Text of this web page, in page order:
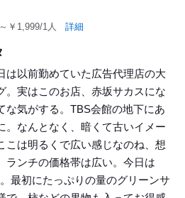
￥1,999/1人 詳細
は以前勤めていた広告代理店の大
。実はこのお店、赤坂サカスにな
な気がする。TBS会館の地下にあ
。なんとなく、暗くて古いイメー
こは明るくで広い感じなのね、想
ランチの価格帯は広い。今日は
最初にたっぷりの量のグリーンサ